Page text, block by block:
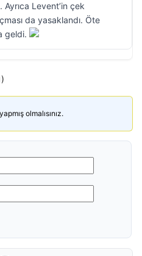
Ayrıca Levent’in çek
da yasaklandı. Öte
geldi.
olmalısınız.